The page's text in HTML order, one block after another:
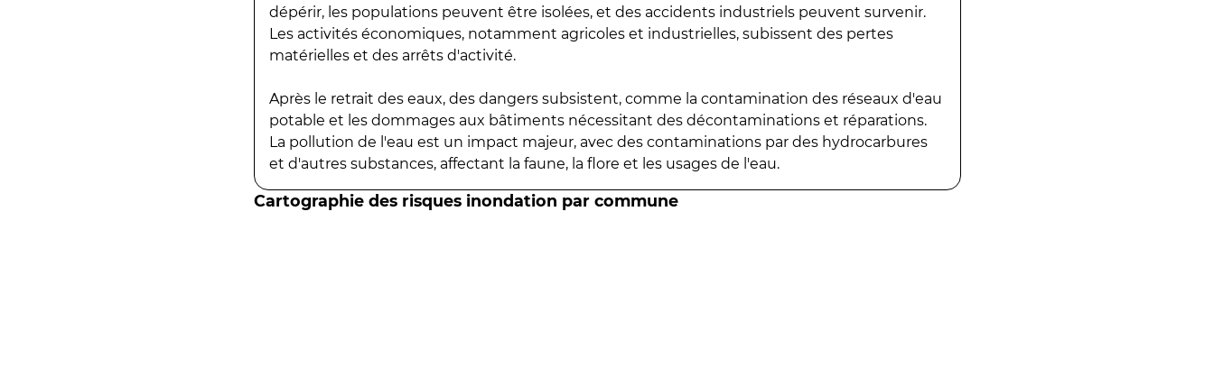
dépérir, les populations peuvent être isolées, et des accidents industriels peuvent survenir.
Les activités économiques, notamment agricoles et industrielles, subissent des pertes
matérielles et des arrêts d'activité.
Après le retrait des eaux, des dangers subsistent, comme la contamination des réseaux d'eau
potable et les dommages aux bâtiments nécessitant des décontaminations et réparations.
La pollution de l'eau est un impact majeur, avec des contaminations par des hydrocarbures
et d'autres substances, affectant la faune, la flore et les usages de l'eau.
Cartographie des risques inondation par commune